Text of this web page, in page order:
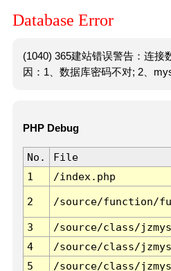
Database Error
(1040) 365建站错误警告：连接
因：1、数据库密码不对; 2、
PHP Debug
No. File
1
/index.php
2 /source/function/
3 /source/class/
4
/source/class/
5
/source/class/